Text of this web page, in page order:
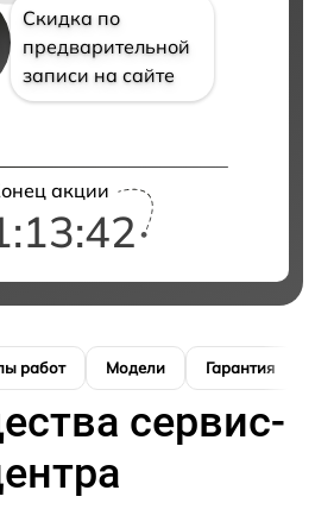
Скидка по
предварительной
записи на сайте
акции
работ Модели Гарантия
сервис-